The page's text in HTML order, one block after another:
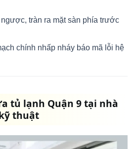
tràn ra mặt sàn phía trước
chính nhấp nháy báo mã lỗi hệ
tủ lạnh Quận 9 tại nhà
thuật